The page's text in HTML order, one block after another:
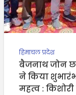
हिमाचल प्रदेश
बैजनाथ जोन
ने किया
महत्व :